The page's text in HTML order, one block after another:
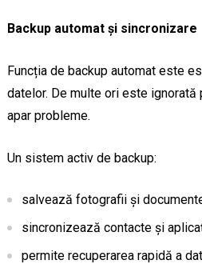
Backup automat și sincronizare
Funcția de backup automat este
datelor. De multe ori este ignorată
apar probleme.
Un sistem activ de backup:
salvează fotografii și
sincronizează contacte și
permite recuperarea rapidă a